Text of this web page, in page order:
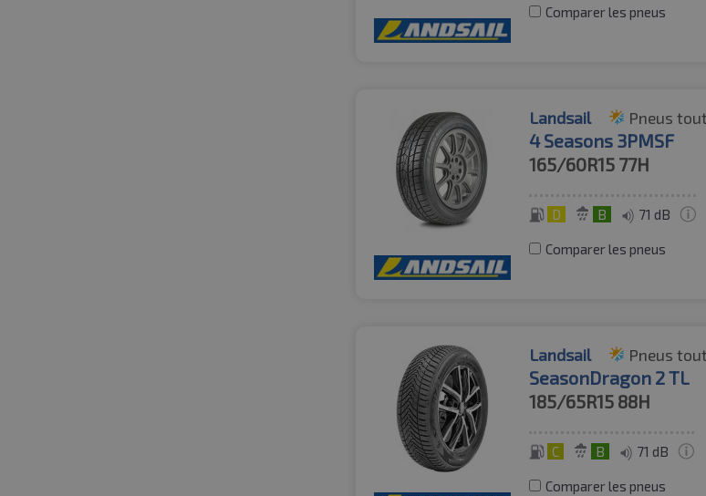
Comparer les pneus
Landsail Pneus
4 Seasons 3PMSF
165/60R15 77H
D B 71 dB
Comparer les pneus
Landsail Pneus
SeasonDragon 2 TL
185/65R15 88H
C B 71 dB
Comparer les pneus